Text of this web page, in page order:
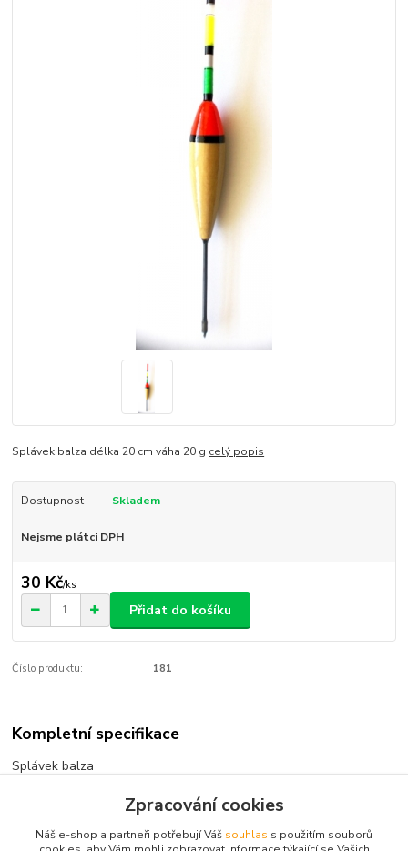
Splávek balza délka 20 cm váha 20 g celý popis
Dostupnost Skladem
Nejsme plátci DPH
30 Kč/ks
Přidat do košíku
Číslo produktu: 181
Kompletní specifikace
Splávek balza
Zpracování cookies
Náš e-shop a partneři potřebují Váš souhlas s použitím souborů